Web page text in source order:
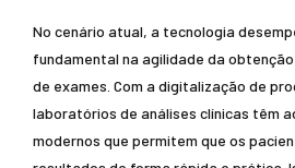
No cenário atual, a tecnologia
fundamental na agilidade da
de exames. Com a digitalização de
laboratórios de análises clínicas têm
modernos que permitem que os